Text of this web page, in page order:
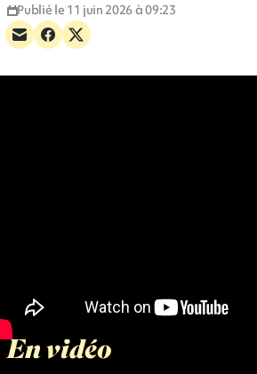
Publié le 11 juin 2026 à 09:23
En vidéo